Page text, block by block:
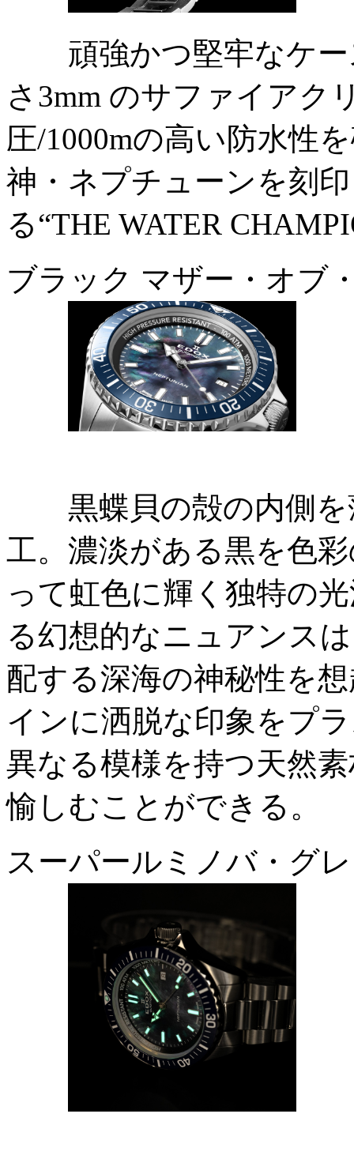
頑強かつ堅牢なケー
さ3mm のサファイアク
圧/1000mの高い防水性
神・ネプチューンを刻
る“THE WATER
ブラック マザー・オブ
黒蝶貝の殻の内側を
工。濃淡がある黒を色
って虹色に輝く独特の
る幻想的なニュアンス
配する深海の神秘性を
インに洒脱な印象をプ
異なる模様を持つ天然
愉しむことができる。
スーパールミノバ・グ